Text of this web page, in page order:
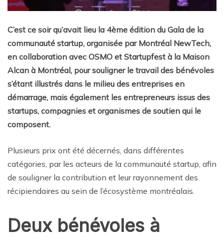
C’est ce soir qu’avait lieu la 4ème édition du Gala de la
communauté startup, organisée par Montréal NewTech,
en collaboration avec OSMO et Startupfest à la Maison
Alcan à Montréal, pour souligner le travail des bénévoles
s’étant illustrés dans le milieu des entreprises en
démarrage, mais également les entrepreneurs issus des
startups, compagnies et organismes de soutien qui le
composent.
Plusieurs prix ont été décernés, dans différentes
catégories, par les acteurs de la communauté startup, afin
de souligner la contribution et leur rayonnement des
récipiendaires au sein de l’écosystème montréalais.
Deux bénévoles à